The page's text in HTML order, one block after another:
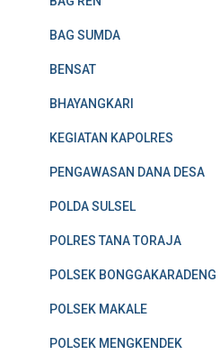
BAG SUMDA
BENSAT
BHAYANGKARI
KEGIATAN KAPOLRES
PENGAWASAN DANA DESA
POLDA SULSEL
POLRES TANA TORAJA
POLSEK BONGGAKARADENG
POLSEK MAKALE
POLSEK MENGKENDEK